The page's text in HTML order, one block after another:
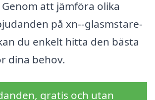
att jämföra olika
på xn--glasmstare-
du enkelt hitta den bästa
dina behov.
gratis och utan